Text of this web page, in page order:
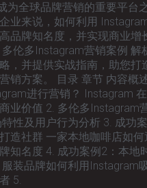
为全球品牌营销的重要平台之
业来说，如何利用
品牌知名度，并实现商业增
伦多Instagram营销案例 解
，并提供实战指南，助您打
销方案。 目录 章节 内容概
进行营销？ Instagram
业价值 2. 多伦多Instagram
性及用户行为分析 3. 成功案
造社群 一家本地咖啡店如何
知名度 4. 成功案例2：本地
装品牌如何利用Instagram
5.